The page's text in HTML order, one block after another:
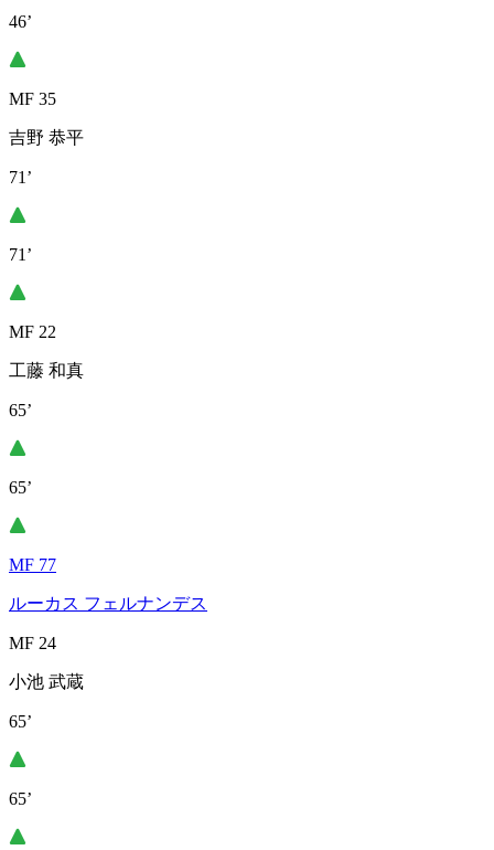
46’
MF 35
吉野 恭平
71’
71’
MF 22
工藤 和真
65’
65’
MF 77
ルーカス フェルナンデス
MF 24
小池 武蔵
65’
65’